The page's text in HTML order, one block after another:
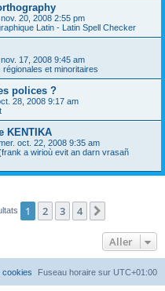
20, 2008 2:55 pm
Latin - Latin Spell Checker
17, 2008 9:45 am
et minoritaires
polices ?
28, 2008 9:17 am
KENTIKA
oct. 22, 2008 9:35 am
a wirioù evit an darn vrasañ
1 2 3 4
Aller
Fuseau horaire sur UTC+01:00
cookies